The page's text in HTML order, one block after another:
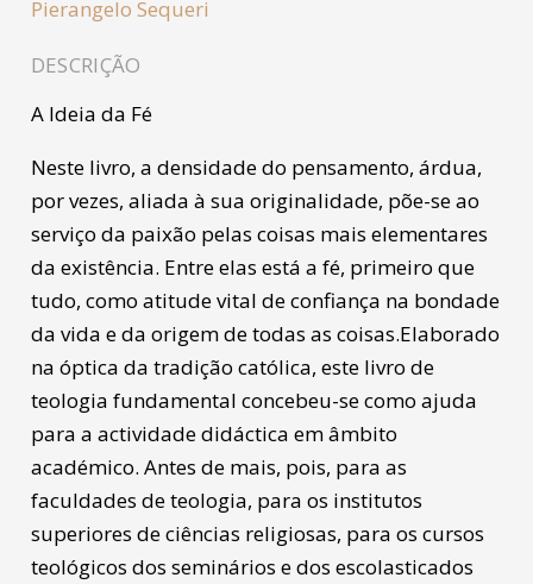
Pierangelo Sequeri
DESCRIÇÃO
A Ideia da Fé
Neste livro, a densidade do pensamento, árdua,
por vezes, aliada à sua originalidade, põe-se ao
serviço da paixão pelas coisas mais elementares
da existência. Entre elas está a fé, primeiro que
tudo, como atitude vital de confiança na bondade
da vida e da origem de todas as coisas.Elaborado
na óptica da tradição católica, este livro de
teologia fundamental concebeu-se como ajuda
para a actividade didáctica em âmbito
académico. Antes de mais, pois, para as
faculdades de teologia, para os institutos
superiores de ciências religiosas, para os cursos
teológicos dos seminários e dos escolasticados